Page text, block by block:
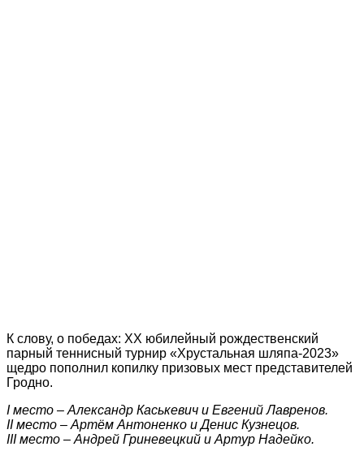
К слову, о победах: ХХ юбилейный рождественский
парный теннисный турнир «Хрустальная шляпа-2023»
щедро пополнил копилку призовых мест представителей
Гродно.
I место – Александр Каськевич и Евгений Лавренов.
II место – Артём Антоненко и Денис Кузнецов.
III место – Андрей Гриневецкий и Артур Надейко.